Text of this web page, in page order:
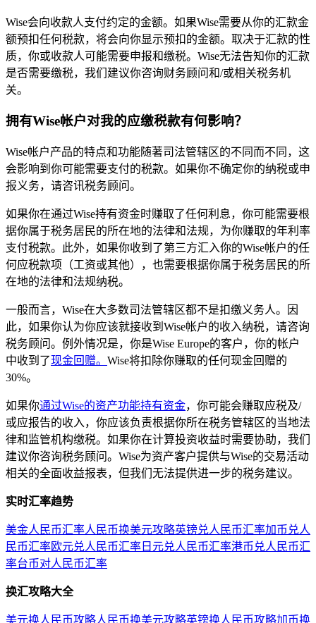
Wise会向收款人支付约定的金额。如果Wise需要从你的汇款金
额预扣任何税款，将会向你显示预扣的金额。取决于汇款的性
质，你或收款人可能需要申报和缴税。Wise无法告知你的汇款
是否需要缴税，我们建议你咨询财务顾问和/或相关税务机
关。
拥有Wise帐户对我的应缴税款有何影响？
Wise帐户产品的特点和功能随著司法管辖区的不同而不同，这
会影响到你可能需要支付的税款。如果你不确定你的纳税或申
报义务，请咨讯税务顾问。
如果你在通过Wise持有资金时赚取了任何利息，你可能需要根
据你属于税务居民的所在地的法律和法规，为你赚取的年利率
支付税款。此外，如果你收到了第三方汇入你的Wise帐户的任
何应税款项（工资或其他），也需要根据你属于税务居民的所
在地的法律和法规纳税。
一般而言，Wise在大多数司法管辖区都不是扣缴义务人。因
此，如果你认为你应该就接收到Wise帐户的收入纳税，请咨询
税务顾问。例外情况是，你是Wise Europe的客户，你的帐户
中收到了现金回赠。 Wise将扣除你赚取的任何现金回赠的
30%。
如果你通过Wise的资产功能持有资金，你可能会赚取应税及/
或应报告的收入，你应该负责根据你所在税务管辖区的当地法
律和监管机构缴税。如果你在计算投资收益时需要协助，我们
建议你咨询税务顾问。Wise为资产客户提供与Wise的交易活动
相关的全面收益报表，但我们无法提供进一步的税务建议。
实时汇率趋势
美金人民币汇率人民币换美元攻略英镑兑人民币汇率加币兑人
民币汇率欧元兑人民币汇率 日元兑人民币汇率港币兑人民币汇
率台币对人民币汇率
换汇攻略大全
美元换人民币攻略人民币换美元攻略英镑换人民币攻略加币换